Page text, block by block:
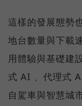
這樣的發展態勢
地台數量與下載
用體驗與基礎建
式 AI 、代理式
自駕車與智慧城